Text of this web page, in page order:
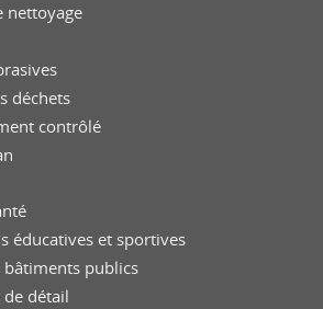
nettoyage
déchets
contrôlé
éducatives et sportives
bâtiments publics
de détail